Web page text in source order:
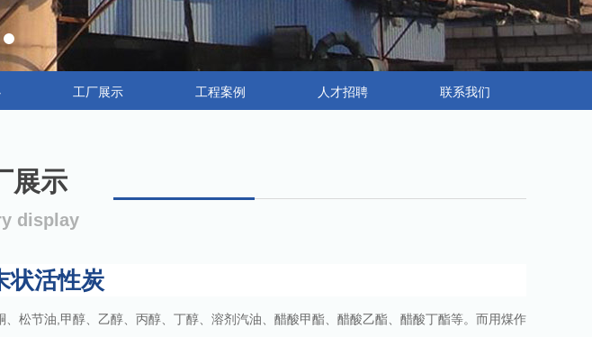
工厂展示 工程案例 人才招聘 联系我们
展示
display
状活性炭
节油,甲醇、乙醇、丙醇、丁醇、溶剂汽油、醋酸甲酯、醋酸乙酯、醋酸丁酯等。而用煤作